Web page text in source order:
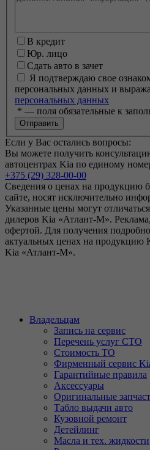
В кредит
Юр. лицо
Сдать авто в зачет
Я подтверждаю свое
персональных данных и
персональных данных
* — поля обязательные к
Если у Вас остались вопросы:
Вы можете получить
автоцентрах Kia по единому
+375 (29) 328-00-00
Сведения о ценах на продукцию
сайте, носят исключительно
Указанные цены могут
дилеров Kia «Атлант-М».
офертой. Для получения
актуальных ценах на продукцию
Kia «Атлант-М».
Владельцам
Запись на сервис
Перечень услуг СТО
Стоимость ТО
Фирменный сервис
Гарантийные правила
Аксессуары
Оригинальные
Табло выдачи авто
Кузовной ремонт
Детейлинг
Масла и тех. жидкости